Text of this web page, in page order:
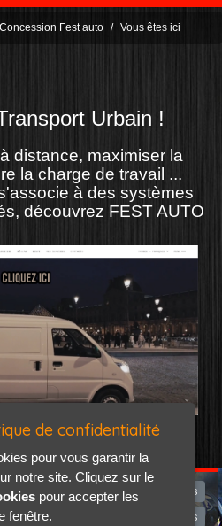
Concession Fest auto Vous êtes ici
Urbain !
distance, maximiser la
la charge de travail ...
à des systèmes
découvrez FEST AUTO
Programme du mois
Mentions légales
de confidentialité
pour vous garantir la
notre site. Cliquez sur le
pour accepter les
fenêtre.